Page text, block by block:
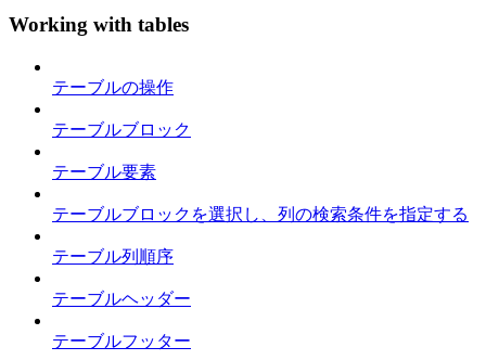
Working with tables
テーブルの操作
テーブルブロック
テーブル要素
テーブルブロックを選択し、列の検索条件を指定する
テーブル列順序
テーブルヘッダー
テーブルフッター